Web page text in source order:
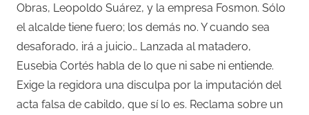
Obras, Leopoldo Suárez, y la empresa Fosmon. Sólo
el alcalde tiene fuero; los demás no. Y cuando sea
desaforado, irá a juicio… Lanzada al matadero,
Eusebia Cortés habla de lo que ni sabe ni entiende.
Exige la regidora una disculpa por la imputación del
acta falsa de cabildo, que sí lo es. Reclama sobre un